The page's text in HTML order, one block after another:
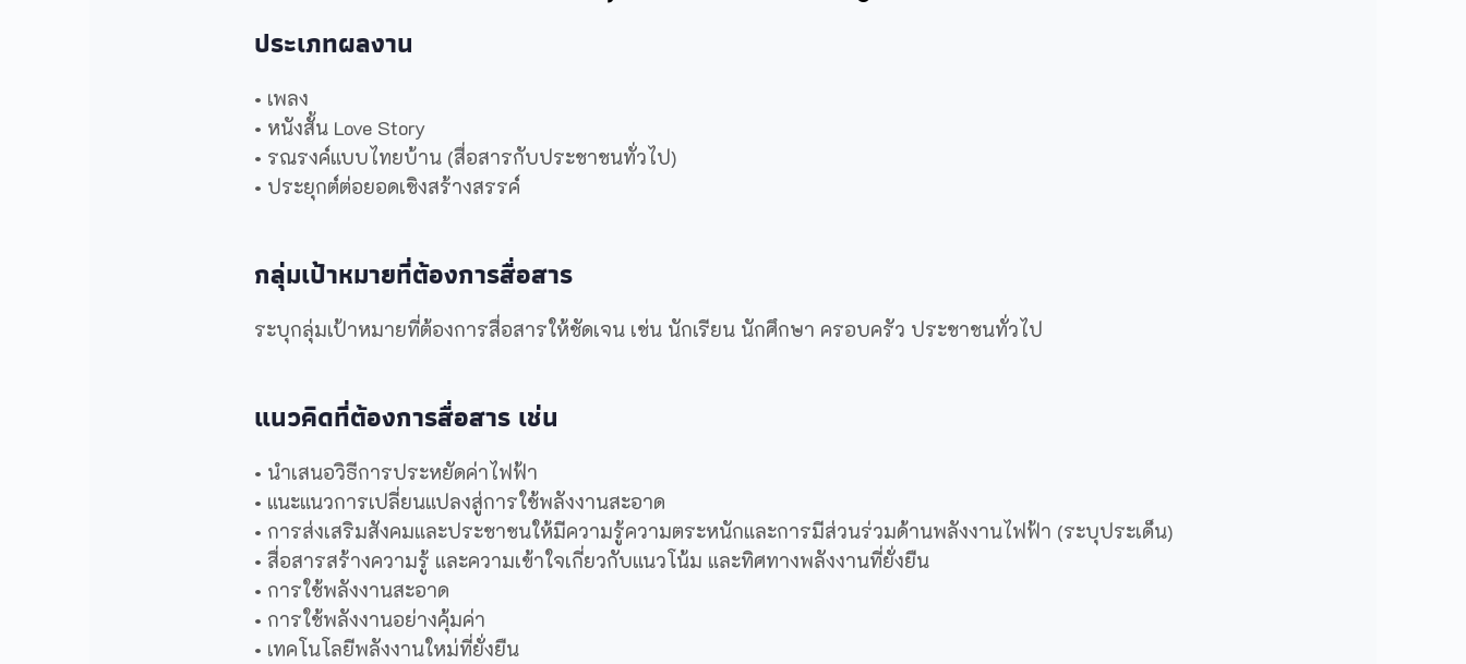
ประเภทผลงาน
• เพลง
• หนังสั้น Love Story
• รณรงค์แบบไทยบ้าน (สื่อสารกับประชาชนทั่วไป)
• ประยุกต์ต่อยอดเชิงสร้างสรรค์
กลุ่มเป้าหมายที่ต้องการสื่อสาร
ระบุกลุ่มเป้าหมายที่ต้องการสื่อสารให้ชัดเจน เช่น นักเรียน นักศึกษา ครอบครัว ประชาชนทั่วไป
แนวคิดที่ต้องการสื่อสาร เช่น
• นำเสนอวิธีการประหยัดค่าไฟฟ้า
• แนะแนวการเปลี่ยนแปลงสู่การใช้พลังงานสะอาด
• การส่งเสริมสังคมและประชาชนให้มีความรู้ความตระหนักและการมีส่วนร่วมด้านพลังงานไฟฟ้า (ระบุประเด็น)
• สื่อสารสร้างความรู้ และความเข้าใจเกี่ยวกับแนวโน้ม และทิศทางพลังงานที่ยั่งยืน
• การใช้พลังงานสะอาด
• การใช้พลังงานอย่างคุ้มค่า
• เทคโนโลยีพลังงานใหม่ที่ยั่งยืน